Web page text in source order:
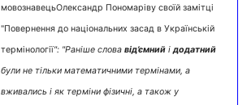
мовознавецьОлександр Пономаріву своїй замітці
"Повернення до національних засад в Українській
термінології": "Раніше словавід’ємний ідодатний
були не тільки математичними термінами, а
вживались і як терміни фізичні, а також у